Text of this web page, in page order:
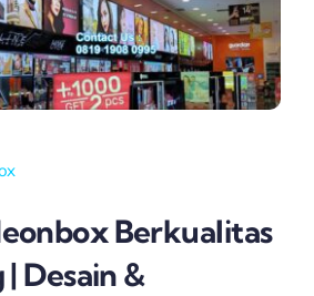
Berkualitas
Desain &